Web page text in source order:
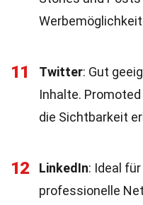
11 Twitter: Gut
Inhalte.
die Sichtbarkeit
12 LinkedIn: Ideal
professionelle